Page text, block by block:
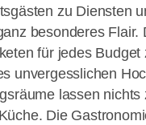
zu Diensten
besonderes Flair.
für jedes
unvergesslichen
lassen
Die